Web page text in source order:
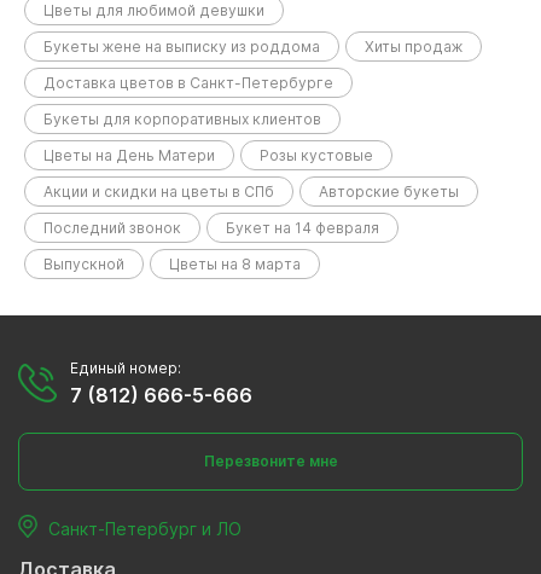
Цветы для любимой девушки
Букеты жене на выписку из роддома
Хиты продаж
Доставка цветов в Санкт-Петербурге
Букеты для корпоративных клиентов
Цветы на День Матери
Розы кустовые
Акции и скидки на цветы в СПб
Авторские букеты
Последний звонок
Букет на 14 февраля
Выпускной
Цветы на 8 марта
Единый номер:
7 (812) 666-5-666
Перезвоните мне
Санкт-Петербург и ЛО